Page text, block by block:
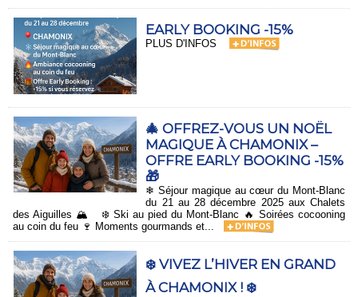
EARLY BOOKING -15%
PLUS D'INFOS
🎄 OFFREZ-VOUS UN NOËL
MAGIQUE À CHAMONIX –
OFFRE EARLY BOOKING -15%
🎁
❄ Séjour magique au cœur du Mont-Blanc
du 21 au 28 décembre 2025 aux Chalets
des Aiguilles 🏔️ ❄️ Ski au pied du Mont-Blanc 🔥 Soirées cocooning
au coin du feu 🍷 Moments gourmands et...
❄️ VIVEZ L’HIVER EN GRAND
À CHAMONIX ! ❄️